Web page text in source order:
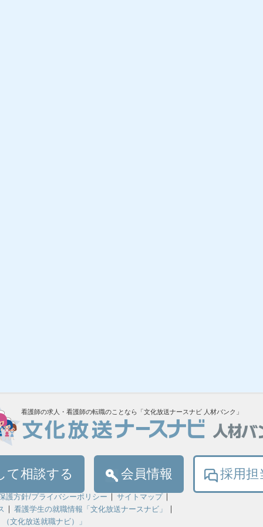
看護師の求人・看護師の転職のことなら「文化放送ナースナビ 人材バンク」
て相談する 会員情報 採用担
護方針/プライバシーポリシー
サイトマップ
看護学生の就職情報「文化放送ナースナビ」
文化放送就職ナビ）」